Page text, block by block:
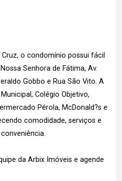
o condomínio possui fácil
Senhora de Fátima, Av.
Gobbo e Rua São Vito. A
Colégio Objetivo,
Pérola, McDonald?s e
comodidade, serviços e
da Arbix Imóveis e agende